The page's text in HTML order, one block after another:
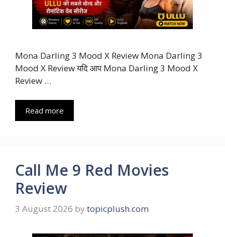
Mona Darling 3 Mood X Review Mona Darling 3
Mood X Review यदि आप Mona Darling 3 Mood X
Review …
Read more
Call Me 9 Red Movies
Review
3 August 2026 by topicplush.com